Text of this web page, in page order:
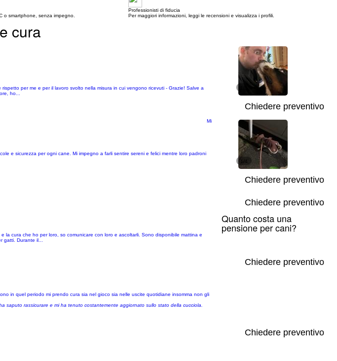
o smartphone, senza impegno.
Professionisti di fiducia
Per maggiori informazioni, leggi le recensioni e visualizza i profili.
cura
per me e per il lavoro svolto nella misura in cui vengono ricevuti - Grazie! Salve a
ho...
Chiedere preventivo
Mi
e sicurezza per ogni cane. Mi impegno a farli sentire sereni e felici mentre loro padroni
1/4
Chiedere preventivo
la cura che ho per loro, so comunicare con loro e ascoltarli. Sono disponibile mattina e
Durante il...
Chiedere preventivo
in quel periodo mi prendo cura sia nel gioco sia nelle uscite quotidiane insomma non gli
saputo rassicurare e mi ha tenuto costantemente aggiornato sullo stato della cucciola.
Chiedere preventivo
Chiedere preventivo
Quanto costa una
pensione per cani?